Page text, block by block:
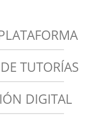
TUTORÍAS
DIGITAL